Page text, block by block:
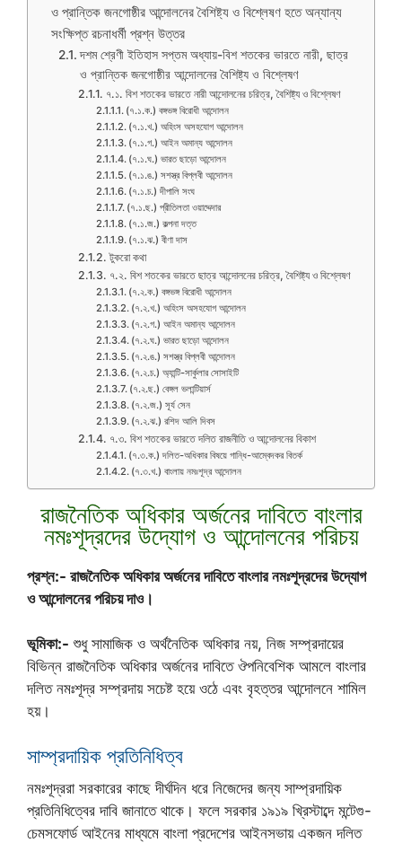
ও প্রান্তিক জনগোষ্ঠীর আন্দোলনের বৈশিষ্ট্য ও বিশ্লেষণ হতে অন্যান্য
সংক্ষিপ্ত রচনাধর্মী প্রশ্ন উত্তর
দশম শ্রেণী ইতিহাস সপ্তম অধ্যায়-বিশ শতকের ভারতে নারী, ছাত্র
ও প্রান্তিক জনগোষ্ঠীর আন্দোলনের বৈশিষ্ট্য ও বিশ্লেষণ
৭.১. বিশ শতকের ভারতে নারী আন্দোলনের চরিত্র, বৈশিষ্ট্য ও বিশ্লেষণ
(৭.১.ক.) বঙ্গভঙ্গ বিরোধী আন্দোলন
(৭.১.খ.) অহিংস অসহযোগ আন্দোলন
(৭.১.গ.) আইন অমান্য আন্দোলন
(৭.১.ঘ.) ভারত ছাড়ো আন্দোলন
(৭.১.ঙ.) সশস্ত্র বিপ্লবী আন্দোলন
(৭.১.চ.) দীপালি সংঘ
(৭.১.ছ.) প্রীতিলতা ওয়াদ্দেদার
(৭.১.জ.) কল্পনা দত্ত
(৭.১.ঝ.) বীণা দাস
টুকরো কথা
৭.২. বিশ শতকের ভারতে ছাত্র আন্দোলনের চরিত্র, বৈশিষ্ট্য ও বিশ্লেষণ
(৭.২.ক.) বঙ্গভঙ্গ বিরোধী আন্দোলন
(৭.২.খ.) অহিংস অসহযোগ আন্দোলন
(৭.২.গ.) আইন অমান্য আন্দোলন
(৭.২.ঘ.) ভারত ছাড়ো আন্দোলন
(৭.২.ঙ.) সশস্ত্র বিপ্লবী আন্দোলন
(৭.২.চ.) অ্যান্টি-সার্কুলার সোসাইটি
(৭.২.ছ.) বেঙ্গল ভলান্টিয়ার্স
(৭.২.জ.) সূর্য সেন
(৭.২.ঝ.) রশিদ আলি দিবস
৭.৩. বিশ শতকের ভারতে দলিত রাজনীতি ও আন্দোলনের বিকাশ
(৭.৩.ক.) দলিত-অধিকার বিষয়ে গান্ধি-আম্বেদকর বিতর্ক
(৭.৩.খ.) বাংলায় নমঃশূদ্র আন্দোলন
রাজনৈতিক অধিকার অর্জনের দাবিতে বাংলার
নমঃশূদ্রদের উদ্যোগ ও আন্দোলনের পরিচয়
প্রশ্ন:- রাজনৈতিক অধিকার অর্জনের দাবিতে বাংলার নমঃশূদ্রদের উদ্যোগ
ও আন্দোলনের পরিচয় দাও।
ভূমিকা:- শুধু সামাজিক ও অর্থনৈতিক অধিকার নয়, নিজ সম্প্রদায়ের
বিভিন্ন রাজনৈতিক অধিকার অর্জনের দাবিতে ঔপনিবেশিক আমলে বাংলার
দলিত নমঃশূদ্র সম্প্রদায় সচেষ্ট হয়ে ওঠে এবং বৃহত্তর আন্দোলনে শামিল
হয়।
সাম্প্রদায়িক প্রতিনিধিত্ব
নমঃশূদ্ররা সরকারের কাছে দীর্ঘদিন ধরে নিজেদের জন্য সাম্প্রদায়িক
প্রতিনিধিত্বের দাবি জানাতে থাকে। ফলে সরকার ১৯১৯ খ্রিস্টাব্দে মন্টেগু-
চেমসফোর্ড আইনের মাধ্যমে বাংলা প্রদেশের আইনসভায় একজন দলিত